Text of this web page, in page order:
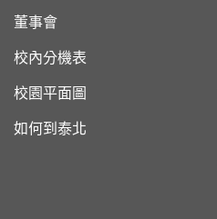
董事會
校內分機表
校園平面圖
如何到泰北